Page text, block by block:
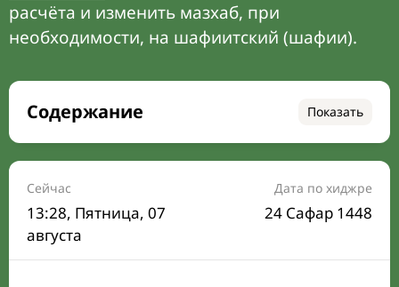
расчёта и изменить мазхаб, при
необходимости, на шафиитский (шафии).
Содержание Показать
Время намаза на сегодня
Расписание на месяц
Время Сухура и Ифтара на сегодня
Календарь рамадана
Сейчас
13:28, Пятница, 07
августа
Дата по хиджре
24 Сафар 1448